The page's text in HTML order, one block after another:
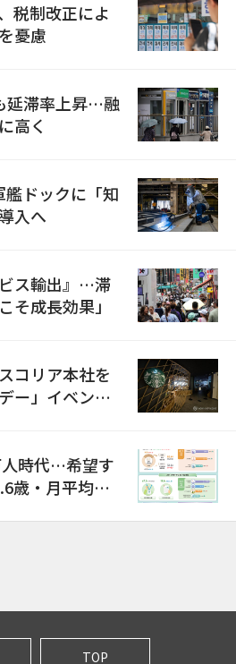
税制改正によ
憂慮
延滞率上昇…融
高く
ドックに「知
入へ
ス輸出』…滞
そ成長効果」
コリア本社を
ー」イベント
時代…希望す
歳・月平均賃
TOP